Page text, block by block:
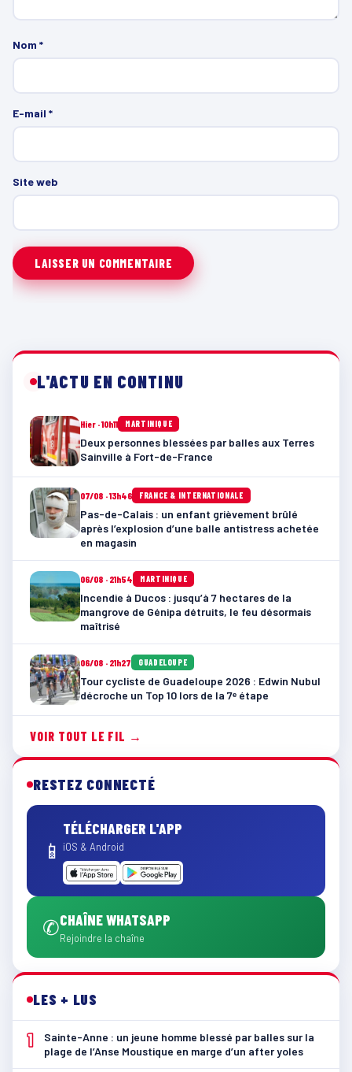
Nom *
E-mail *
Site web
L'ACTU EN CONTINU
Hier · 10h11 MARTINIQUE
Deux personnes blessées par balles aux Terres
Sainville à Fort-de-France
07/08 · 13h46 FRANCE & INTERNATIONALE
Pas-de-Calais : un enfant grièvement brûlé
après l’explosion d’une balle antistress achetée
en magasin
06/08 · 21h54 MARTINIQUE
Incendie à Ducos : jusqu’à 7 hectares de la
mangrove de Génipa détruits, le feu désormais
maîtrisé
06/08 · 21h27 GUADELOUPE
Tour cycliste de Guadeloupe 2026 : Edwin Nubul
décroche un Top 10 lors de la 7ᵉ étape
VOIR TOUT LE FIL →
RESTEZ CONNECTÉ
📱
TÉLÉCHARGER L'APP
iOS & Android
✆CHAÎNE WHATSAPP
Rejoindre la chaîne
LES + LUS
1
Sainte-Anne : un jeune homme blessé par balles sur la
plage de l’Anse Moustique en marge d’un after yoles